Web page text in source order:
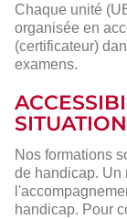
Chaque unité
organisée en
(certificateur)
examens.
Nos formations
de handicap. Un
handicap. Pour